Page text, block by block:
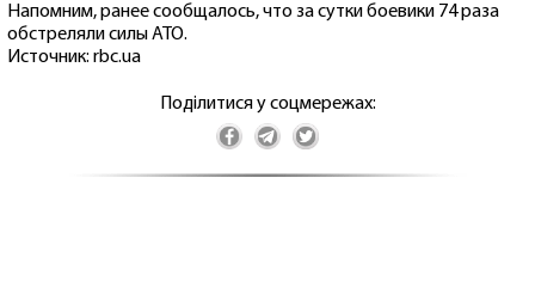
Напомним, ранее сообщалось, что за сутки боевики 74 раза
обстреляли силы АТО.
Источник: rbc.ua
Поділитися у соцмережах: